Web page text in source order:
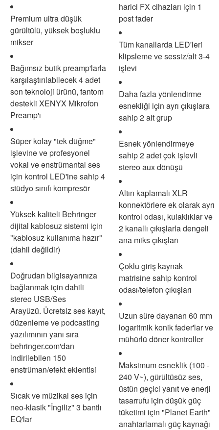
Premium ultra düşük
gürültülü, yüksek boşluklu
mikser
Bağımsız butik preamp'larla
karşılaştırılabilecek 4 adet
son teknoloji ürünü, fantom
destekli XENYX Mikrofon
Preamp'ı
Süper kolay "tek düğme"
işlevine ve profesyonel
vokal ve enstrümantal ses
için kontrol LED'ine sahip 4
stüdyo sınıfı kompresör
Yüksek kaliteli Behringer
dijital kablosuz sistemi için
"kablosuz kullanıma hazır"
(dahil değildir)
Doğrudan bilgisayarınıza
bağlanmak için dahili
stereo USB/Ses
Arayüzü. Ücretsiz ses kayıt,
düzenleme ve podcasting
yazılımının yanı sıra
behringer.com'dan
indirilebilen 150
enstrüman/efekt eklentisi
Sıcak ve müzikal ses için
neo-klasik "İngiliz" 3 bantlı
EQ'lar
harici FX cihazları için 1
post fader
Tüm kanallarda LED'leri
klipsleme ve sessiz/alt 3-4
işlevi
Daha fazla yönlendirme
esnekliği için ayrı çıkışlara
sahip 2 alt grup
Esnek yönlendirmeye
sahip 2 adet çok işlevli
stereo aux dönüşü
Altın kaplamalı XLR
konnektörlere ek olarak ayrı
kontrol odası, kulaklıklar ve
2 kanallı çıkışlarla dengeli
ana miks çıkışları
Çoklu giriş kaynak
matrisine sahip kontrol
odası/telefon çıkışları
Uzun süre dayanan 60 mm
logaritmik konik fader'lar ve
mühürlü döner kontroller
Maksimum esneklik (100 -
240 V~), gürültüsüz ses,
üstün geçici yanıt ve enerji
tasarrufu için düşük güç
tüketimi için "Planet Earth"
anahtarlamalı güç kaynağı